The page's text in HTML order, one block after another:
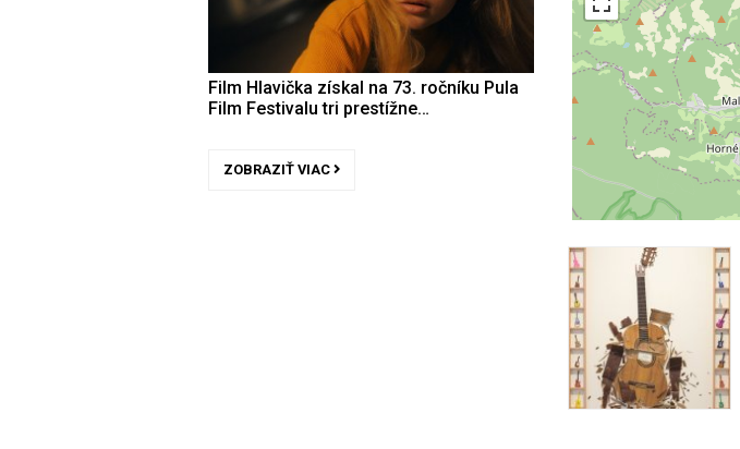
Film Hlavička získal na 73. ročníku Pula
Film Festivalu tri prestížne…
ZOBRAZIŤ VIAC